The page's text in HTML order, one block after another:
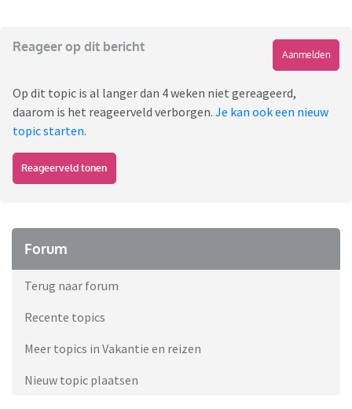
Reageer op dit bericht
Aanmelden
Op dit topic is al langer dan 4 weken niet gereageerd,
daarom is het reageerveld verborgen. Je kan ook een nieuw
topic starten.
Reageerveld tonen
Forum
Terug naar forum
Recente topics
Meer topics in Vakantie en reizen
Nieuw topic plaatsen